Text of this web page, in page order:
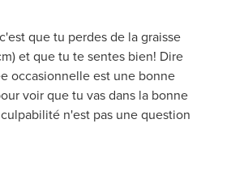
que tu perdes de la graisse
et que tu te sentes bien! Dire
occasionnelle est une bonne
voir que tu vas dans la bonne
n'est pas une question